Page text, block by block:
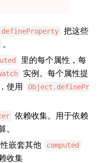
把这些
。
里的每个属性，每
实例。每个属性提
，使用
Object.definePr
依赖收集。用于依赖
。
嵌套其他 computed
收集